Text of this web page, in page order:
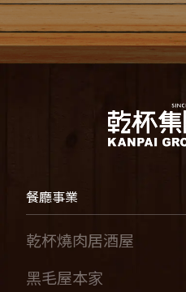
餐廳事業
乾杯燒肉居酒屋
黑毛屋本家